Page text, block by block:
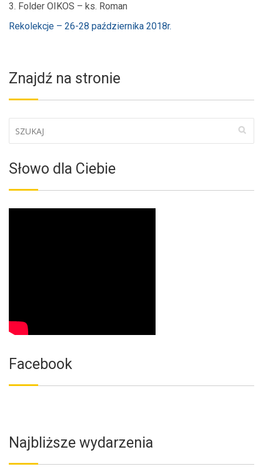
3. Folder OIKOS – ks. Roman
Rekolekcje – 26-28 października 2018r.
Znajdź na stronie
Słowo dla Ciebie
Facebook
Najbliższe wydarzenia